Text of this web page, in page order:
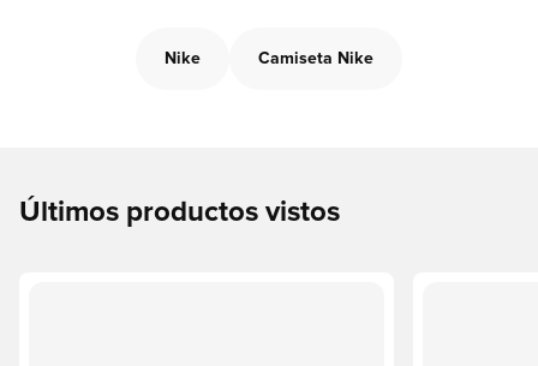
Nike Camiseta Nike
Últimos productos vistos